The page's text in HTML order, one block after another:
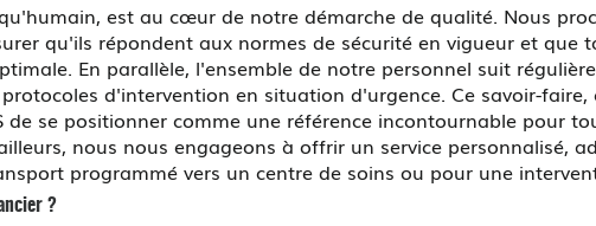
est au cœur de notre démarche de qualité. Nous
qu'ils répondent aux normes de sécurité en vigueur et que
En parallèle, l'ensemble de notre personnel suit
d'intervention en situation d'urgence. Ce savoir-
de se positionner comme une référence incontournable pour
nous nous engageons à offrir un service personnalisé,
programmé vers un centre de soins ou pour une
?